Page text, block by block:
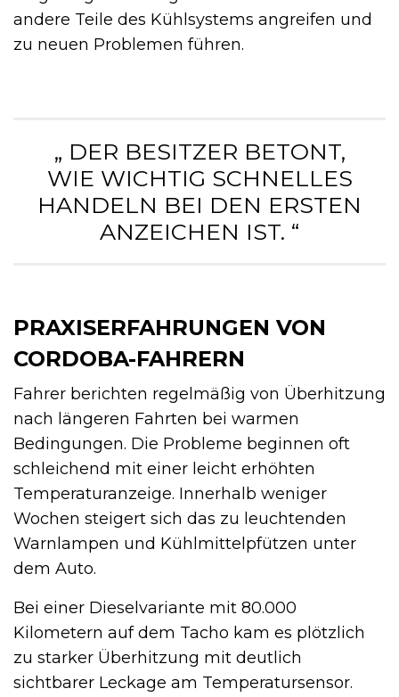
andere Teile des Kühlsystems angreifen und
zu neuen Problemen führen.
„ DER BESITZER BETONT,
WIE WICHTIG SCHNELLES
HANDELN BEI DEN ERSTEN
ANZEICHEN IST. “
PRAXIS­ERFAHRUNGEN VON
CORDOBA-FAHRERN
Fahrer berichten regelmäßig von Überhitzung
nach längeren Fahrten bei warmen
Bedingungen. Die Probleme beginnen oft
schleichend mit einer leicht erhöhten
Temperaturanzeige. Innerhalb weniger
Wochen steigert sich das zu leuchtenden
Warnlampen und Kühlmittelpfützen unter
dem Auto.
Bei einer Dieselvariante mit 80.000
Kilometern auf dem Tacho kam es plötzlich
zu starker Überhitzung mit deutlich
sichtbarer Leckage am Temperatursensor.